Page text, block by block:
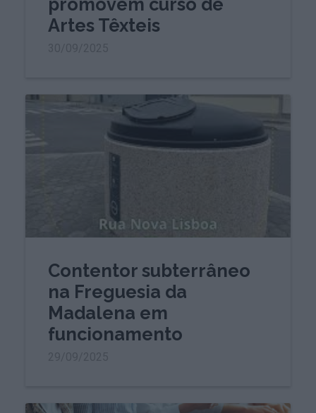
promovem curso de
Artes Têxteis
Contentor subterrâneo
na Freguesia da
Madalena em
funcionamento